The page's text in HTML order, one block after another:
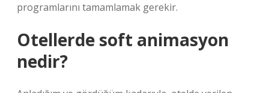
programlarını tamamlamak gerekir.
Otellerde soft animasyon
nedir?